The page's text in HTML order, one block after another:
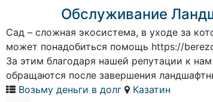
Обслуживание
Сад – сложная экосистема, в уходе за
может понадобиться помощь https://
За этим благодаря нашей репутации к
обращаются после завершения
Возьму деньги в долг
Казатин